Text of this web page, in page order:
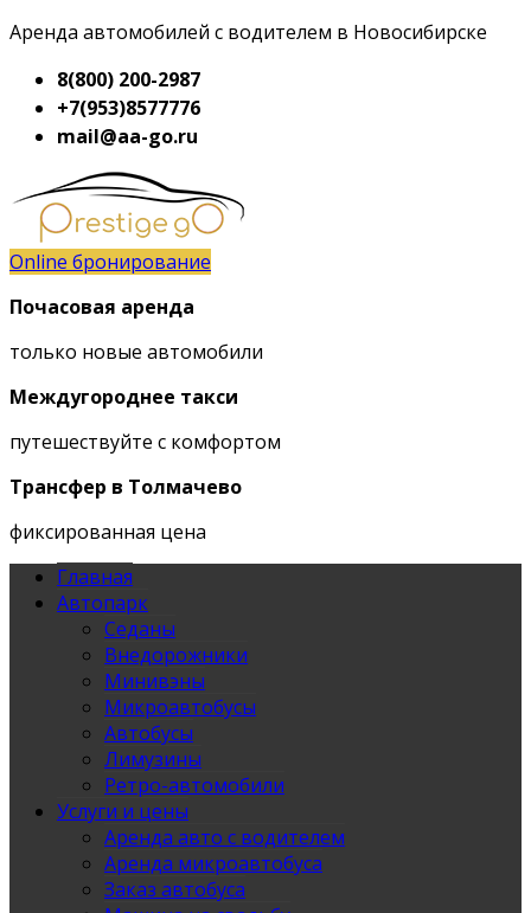
Аренда автомобилей с водителем в Новосибирске
8(800) 200-2987
+7(953)8577776
mail@aa-go.ru
Online бронирование
Почасовая аренда
только новые автомобили
Междугороднее такси
путешествуйте с комфортом
Трансфер в Толмачево
фиксированная цена
Главная
Автопарк
Седаны
Внедорожники
Минивэны
Микроавтобусы
Автобусы
Лимузины
Ретро-автомобили
Услуги и цены
Аренда авто с водителем
Аренда микроавтобуса
Заказ автобуса